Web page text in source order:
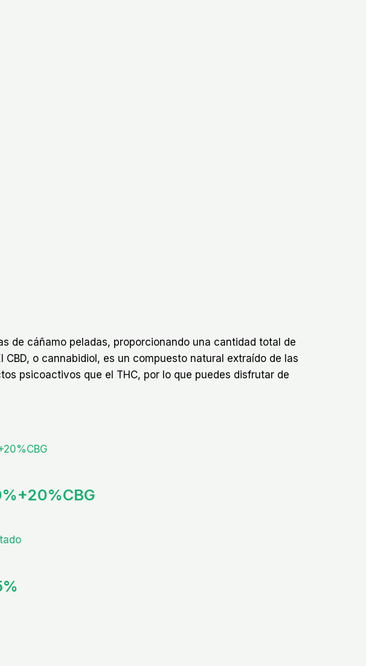
de cáñamo peladas, proporcionando una cantidad total de
o cannabidiol, es un compuesto natural extraído de las
psicoactivos que el THC, por lo que puedes disfrutar de